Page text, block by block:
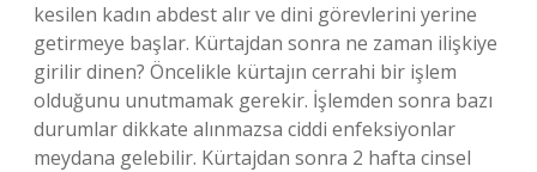
kesilen kadın abdest alır ve dini görevlerini yerine
getirmeye başlar. Kürtajdan sonra ne zaman ilişkiye
girilir dinen? Öncelikle kürtajın cerrahi bir işlem
olduğunu unutmamak gerekir. İşlemden sonra bazı
durumlar dikkate alınmazsa ciddi enfeksiyonlar
meydana gelebilir. Kürtajdan sonra 2 hafta cinsel